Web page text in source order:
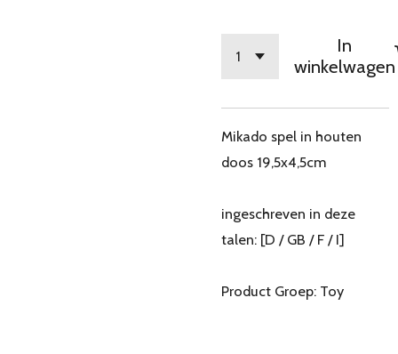
In
winkelwagen
Mikado spel in houten
doos 19,5x4,5cm
ingeschreven in deze
talen: [D / GB / F / I]
Product Groep: Toy